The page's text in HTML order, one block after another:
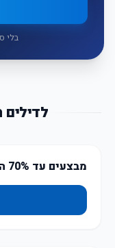
בלי
מבצעים עד 70% הנחה